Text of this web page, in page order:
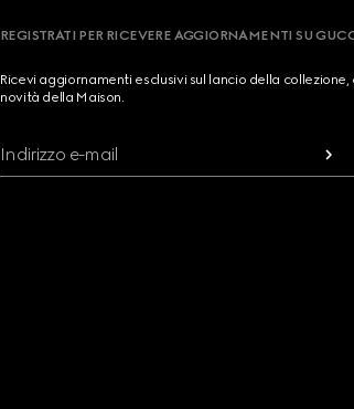
REGISTRATI PER RICEVERE AGGIORNAMENTI SU
Ricevi aggiornamenti esclusivi sul lancio della
novità della Maison.
Indirizzo e-mail